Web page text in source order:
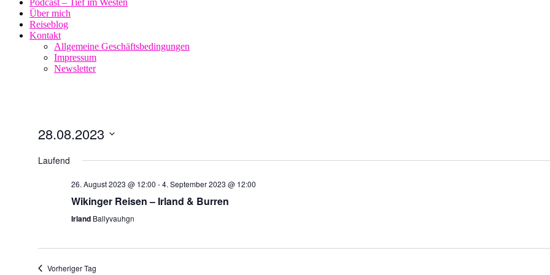
Podcast – Tief im Westen
Über mich
Reiseblog
Kontakt
Allgemeine Geschäftsbedingungen
Impressum
Newsletter
28.08.2023
wählen.
Laufend
26. August 2023 @ 12:00 -4. September 2023 @ 12:00
Wikinger Reisen – Irland & Burren
Irland Ballyvauhgn
Vorheriger Tag